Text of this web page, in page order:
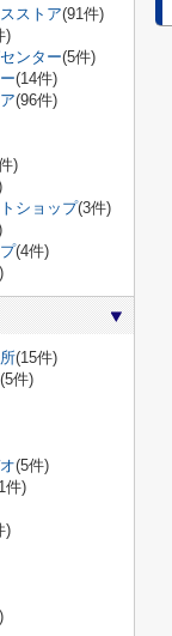
ストア(91件)
)
ンター(5件)
(14件)
(96件)
)
ショップ(3件)
(4件)
(15件)
(5件)
(5件)
件)
)